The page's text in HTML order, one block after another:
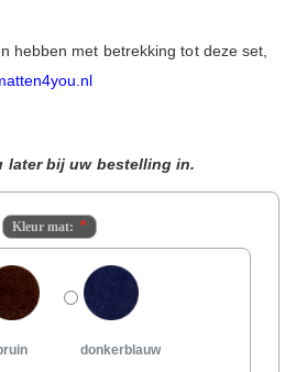
hebben met betrekking tot deze set,
later bij uw bestelling in.
Kleur mat:
donkerblauw